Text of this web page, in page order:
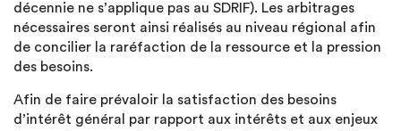
décennie ne s’applique pas au SDRIF). Les arbitrages
nécessaires seront ainsi réalisés au niveau régional afin
de concilier la raréfaction de la ressource et la pression
des besoins.
Afin de faire prévaloir la satisfaction des besoins
d’intérêt général par rapport aux intérêts et aux enjeux